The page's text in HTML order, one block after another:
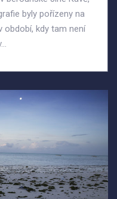
byly pořízeny na
období, kdy tam není